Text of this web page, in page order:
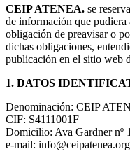
CEIP ATENEA. se
de información que pudiera
obligación de preavisar o
dichas obligaciones,
publicación en el sitio web
1. DATOS
Denominación: CEIP
CIF: S4111001F
Domicilio: Ava Gardner nº
e-mail: info@ceipatenea.org